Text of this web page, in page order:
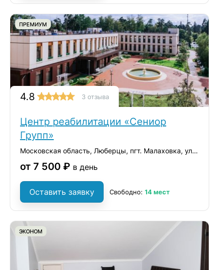
ПРЕМИУМ
4.8 3 отзыва
Центр реабилитации «Сениор
Групп»
Московская область, Люберцы, пгт. Малаховка, ул. Константинова, 42А
от 7 500 ₽ в день
Оставить заявку Свободно: 14 мест
ЭКОНОМ